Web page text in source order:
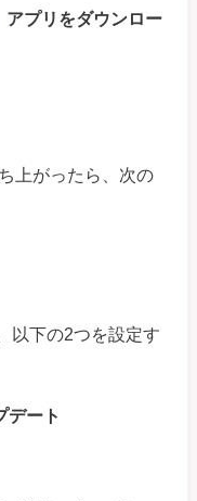
アプリをダウンロー
上がったら、次の
以下の2つを設定す
デート